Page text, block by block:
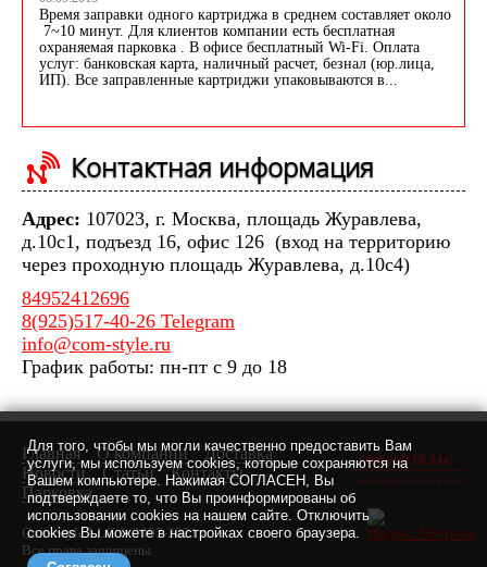
Для того, чтобы мы могли качественно предоставить Вам
услуги, мы используем cookies, которые сохраняются на
Вашем компьютере. Нажимая СОГЛАСЕН, Вы
подтверждаете то, что Вы проинформированы об
использовании cookies на нашем сайте. Отключить
cookies Вы можете в настройках своего браузера.
Время заправки одного картриджа в среднем составляет около
7~10 минут. Для клиентов компании есть бесплатная
охраняемая парковка . В офисе бесплатный Wi-Fi. Оплата
услуг: банковская карта, наличный расчет, безнал (юр.лица,
ИП). Все заправленные картриджи упаковываются в...
Контактная информация
Адрес: 107023, г. Москва, площадь Журавлева,
д.10с1, подъезд 16, офис 126 (вход на территорию
через проходную площадь Журавлева, д.10с4)
84952412696
8(925)517-40-26 Telegram
info@com-style.ru
График работы: пн-пт с 9 до 18
Главная О компании
Доставка
Новости
Статьи
Контакты
Парковка
Com-Style LLC © 2007-2021 г.
Все права защищены